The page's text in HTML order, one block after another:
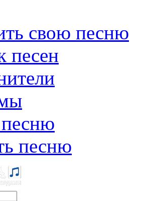
свою песню
песен
песню